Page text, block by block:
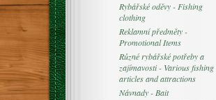
Rybářské oděvy - Fishing
clothing
Reklamní předměty -
Promotional Items
Různé rybářské potřeby a
zajímavosti - Various fishing
articles and attractions
Návnady - Bait